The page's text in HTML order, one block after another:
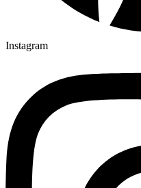
Instagram